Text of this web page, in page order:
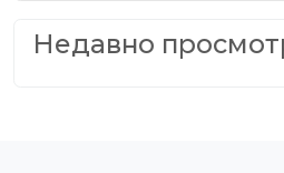
Недавно